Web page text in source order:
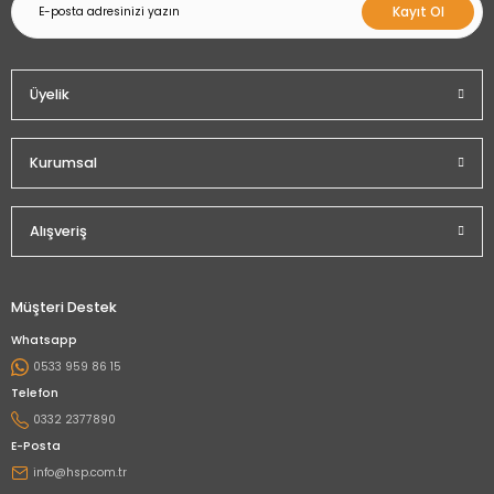
Kayıt Ol
Üyelik
Kurumsal
Alışveriş
Müşteri Destek
Whatsapp
0533 959 86 15
Telefon
0332 2377890
E-Posta
info@hsp.com.tr